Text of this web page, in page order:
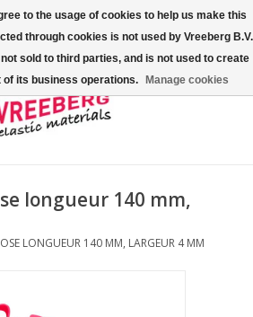
0 Articles - €0,00
longueur 140 mm,
LONGUEUR 140 MM, LARGEUR 4 MM
to the usage of cookies to help us make this
through cookies is not used by Vreeberg B.V.
sold to third parties, and is not used to create
its business operations.
Manage cookies